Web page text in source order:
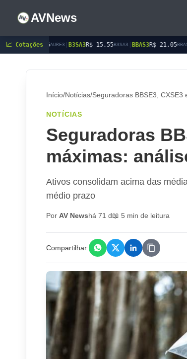
AVNews
📈 Cotações
| B3SA3R$ 15.55B3SA3|BBAS3 R$ 21.05BBAS3|BBDC3 R$ 15.75
Início/Notícias/Seguradoras BBSE3,
NOTÍCIAS
Seguradoras
máximas:
Ativos consolidam acima das
médio prazo
Por AV Newshá 71 d📖 5 min de leitura
Compartilhar: